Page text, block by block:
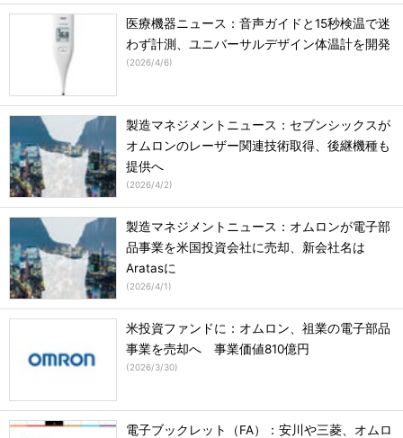
医療機器ニュース：音声ガイドと15秒検温で迷
わず計測、ユニバーサルデザイン体温計を開発
(2026/4/6)
製造マネジメントニュース：セブンシックスが
オムロンのレーザー関連技術取得、後継機種も
提供へ
(2026/4/2)
製造マネジメントニュース：オムロンが電子部
品事業を米国投資会社に売却、新会社名は
Aratasに
(2026/4/1)
米投資ファンドに：オムロン、祖業の電子部品
事業を売却へ 事業価値810億円
(2026/3/30)
電子ブックレット（FA）：安川や三菱、オムロ